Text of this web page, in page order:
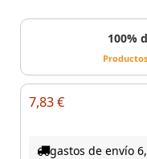
100%
7,83 €
gastos de envío